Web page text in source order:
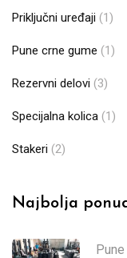
Priključni uređaji (1)
Pune crne gume (1)
Rezervni delovi (3)
Specijalna kolica (1)
Stakeri (2)
Najbolja